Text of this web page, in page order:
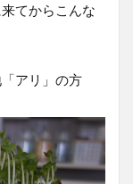
てからこんな
アリ」の方